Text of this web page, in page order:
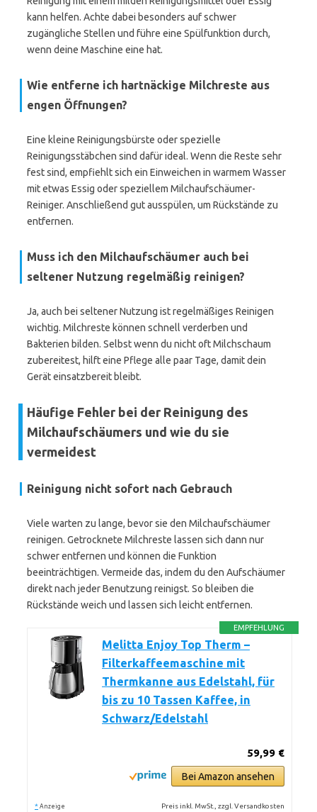
kann helfen. Achte dabei besonders auf schwer
zugängliche Stellen und führe eine Spülfunktion durch,
wenn deine Maschine eine hat.
Wie entferne ich hartnäckige Milchreste aus
engen Öffnungen?
Eine kleine Reinigungsbürste oder spezielle
Reinigungsstäbchen sind dafür ideal. Wenn die Reste sehr
fest sind, empfiehlt sich ein Einweichen in warmem Wasser
mit etwas Essig oder speziellem Milchaufschäumer-
Reiniger. Anschließend gut ausspülen, um Rückstände zu
entfernen.
Muss ich den Milchaufschäumer auch bei
seltener Nutzung regelmäßig reinigen?
Ja, auch bei seltener Nutzung ist regelmäßiges Reinigen
wichtig. Milchreste können schnell verderben und
Bakterien bilden. Selbst wenn du nicht oft Milchschaum
zubereitest, hilft eine Pflege alle paar Tage, damit dein
Gerät einsatzbereit bleibt.
Häufige Fehler bei der Reinigung des
Milchaufschäumers und wie du sie
vermeidest
Reinigung nicht sofort nach Gebrauch
Viele warten zu lange, bevor sie den Milchaufschäumer
reinigen. Getrocknete Milchreste lassen sich dann nur
schwer entfernen und können die Funktion
beeinträchtigen. Vermeide das, indem du den Aufschäumer
direkt nach jeder Benutzung reinigst. So bleiben die
Rückstände weich und lassen sich leicht entfernen.
EMPFEHLUNG
Melitta Enjoy Top Therm –
Filterkaffeemaschine mit
Thermkanne aus Edelstahl, für
bis zu 10 Tassen Kaffee, in
Schwarz/Edelstahl
59,99 €
Bei Amazon ansehen
* Anzeige Preis inkl. MwSt., zzgl. Versandkosten